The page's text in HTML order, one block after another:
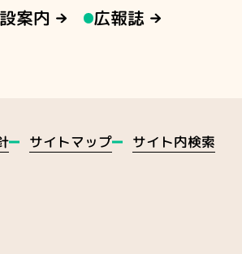
案内 広報誌
サイトマップ サイト内検索